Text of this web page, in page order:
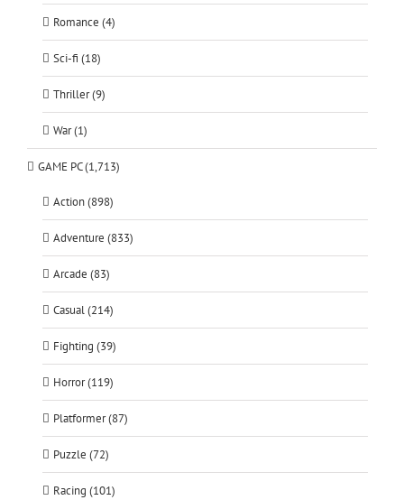
Romance (4)
Sci-fi (18)
Thriller (9)
War (1)
GAME PC (1,713)
Action (898)
Adventure (833)
Arcade (83)
Casual (214)
Fighting (39)
Horror (119)
Platformer (87)
Puzzle (72)
Racing (101)